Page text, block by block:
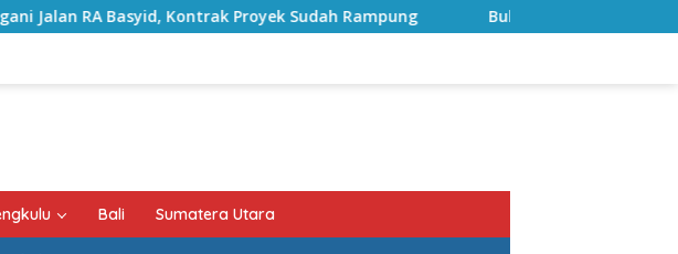
Proyek Sudah Rampung Bulan Kemerdekaan, Bupati Lampung Selatan
Bali Sumatera Utara